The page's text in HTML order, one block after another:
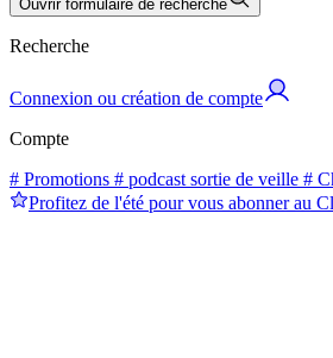
Ouvrir formulaire de recherche
Recherche
Connexion ou création de compte
Compte
# Promotions # podcast sortie de veille #
Profitez de l'été pour vous abonner au